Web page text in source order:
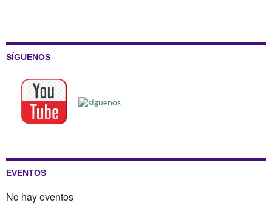
SÍGUENOS
EVENTOS
No hay eventos